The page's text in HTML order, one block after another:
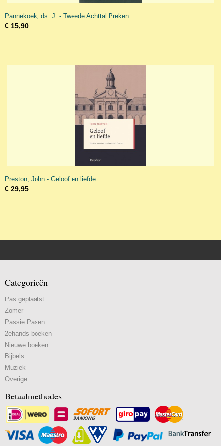
Pannekoek, ds. J. - Tweede Achttal Preken
€ 15,90
Preston, John - Geloof en liefde
€ 29,95
Categorieën
Pas geplaatst
Zomer
Passie Pasen
2ehands boeken
Nieuwe boeken
Bijbels
Muziek
Overige
Betaalmethodes